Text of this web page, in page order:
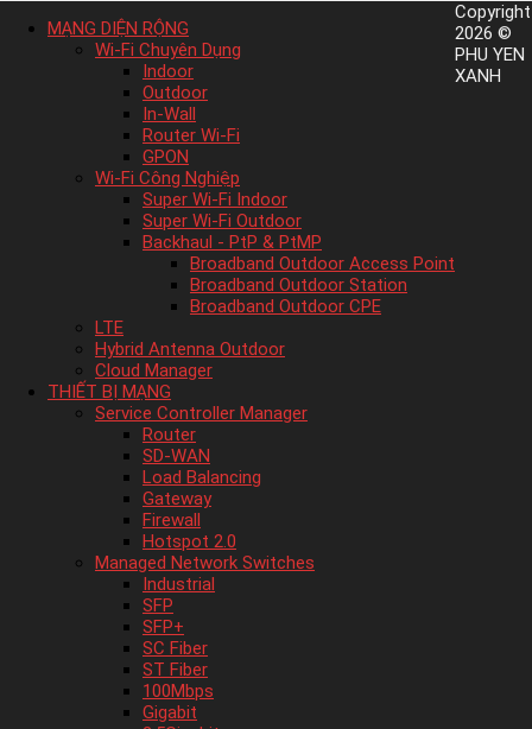
MẠNG DIỆN RỘNG
Wi-Fi Chuyên Dụng
Indoor
Outdoor
In-Wall
Router Wi-Fi
GPON
Wi-Fi Công Nghiệp
Super Wi-Fi Indoor
Super Wi-Fi Outdoor
Backhaul - PtP & PtMP
Broadband Outdoor Access Point
Broadband Outdoor Station
Broadband Outdoor CPE
LTE
Hybrid Antenna Outdoor
Cloud Manager
THIẾT BỊ MẠNG
Service Controller Manager
Router
SD-WAN
Load Balancing
Gateway
Firewall
Hotspot 2.0
Managed Network Switches
Industrial
SFP
SFP+
SC Fiber
ST Fiber
100Mbps
Gigabit
Copyright
2026 ©
PHU YEN
XANH